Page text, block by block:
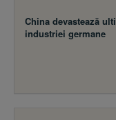
China devastează
industriei germane